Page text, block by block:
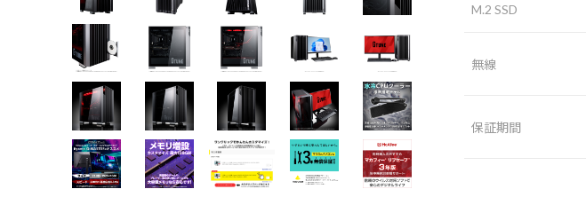
M.2 SSD
無線
保証期間